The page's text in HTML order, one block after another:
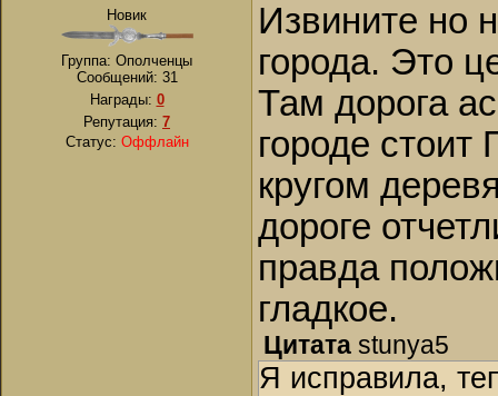
Новик
Группа: Ополченцы
Сообщений: 31
Награды: 0
Репутация: 7
Статус: Оффлайн
Извините но
города. Это
Там дорога
городе
кругом
дороге
правда
гладкое.
Цитата stunya5
Я исправила,